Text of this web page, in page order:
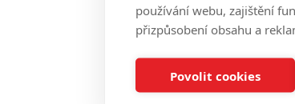
používání webu, zajištění
přizpůsobení obsahu a
Povolit cookies